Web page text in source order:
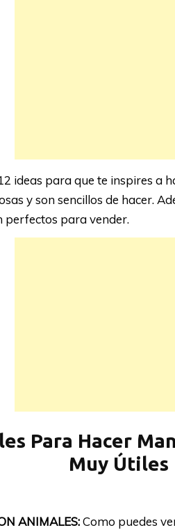
ideas para que te inspires a
y son sencillos de hacer.
perfectos para vender.
Para Hacer
Muy Útiles
ANIMALES:Como puedes